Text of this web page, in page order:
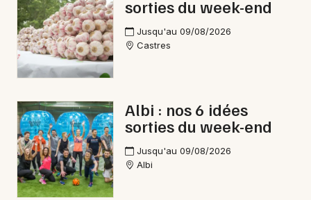
Sports
Soirées
Sorties famille
Expos
Sorties & loisirs
Nature dans le Tarn
Paris
Strasbourg
Toulouse
sorties du week-end
Jusqu'au 09/08/2026
Castres
Albi : nos 6 idées
sorties du week-end
Jusqu'au 09/08/2026
Albi